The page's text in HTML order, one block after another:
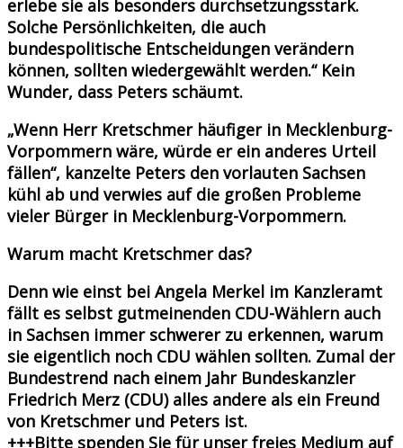
erlebe sie als besonders durchsetzungsstark.
Solche Persönlichkeiten, die auch
bundespolitische Entscheidungen verändern
können, sollten wiedergewählt werden.“ Kein
Wunder, dass Peters schäumt.
„Wenn Herr Kretschmer häufiger in Mecklenburg-
Vorpommern wäre, würde er ein anderes Urteil
fällen“, kanzelte Peters den vorlauten Sachsen
kühl ab und verwies auf die großen Probleme
vieler Bürger in Mecklenburg-Vorpommern.
Warum macht Kretschmer das?
Denn wie einst bei Angela Merkel im Kanzleramt
fällt es selbst gutmeinenden CDU-Wählern auch
in Sachsen immer schwerer zu erkennen, warum
sie eigentlich noch CDU wählen sollten. Zumal der
Bundestrend nach einem Jahr Bundeskanzler
Friedrich Merz (CDU) alles andere als ein Freund
von Kretschmer und Peters ist.
+++Bitte spenden Sie für unser freies Medium auf